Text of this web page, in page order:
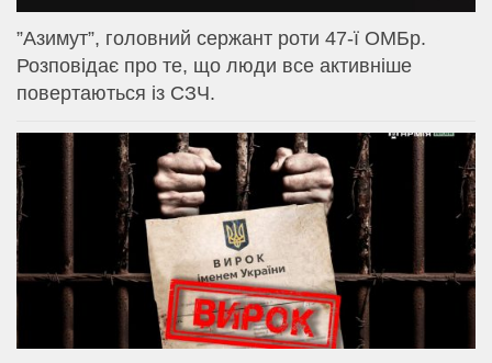
⁨”Азимут”, головний сержант роти 47-ї ОМБр.
Розповідає про те, що люди все активніше
повертаються із СЗЧ.